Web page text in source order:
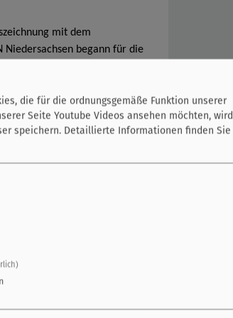
mit dem
begann für die
und Umwelt“ Auf der
wechsle dich –
UAN im…
Im Jahr 2008
die für die ordnungsgemäße Funktion unserer
Seite Youtube Videos ansehen möchten, wird
speichern. Detaillierte Informationen finden Sie